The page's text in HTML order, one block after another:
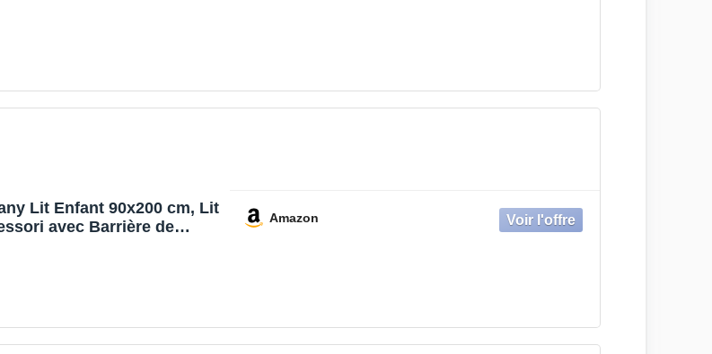
Lit Enfant 90x200 cm, Lit
avec Barrière de
Amazon